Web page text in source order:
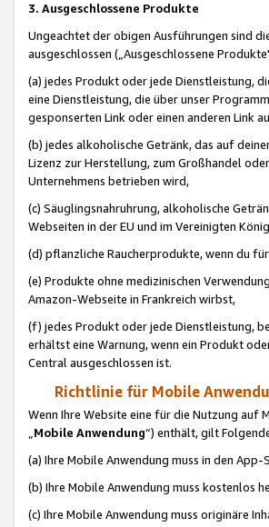
3. Ausgeschlossene Produkte
Ungeachtet der obigen Ausführungen sind
ausgeschlossen („Ausgeschlossene
(a) jedes Produkt oder jede Dienstleistung,
eine Dienstleistung, die über unser
gesponserten Link oder einen anderen Link
(b) jedes alkoholische Getränk, das auf
Lizenz zur Herstellung, zum Großhandel
Unternehmens betrieben wird,
(c) Säuglingsnahruhrung, alkoholische
Webseiten in der EU und im Vereinigten
(d) pflanzliche Raucherprodukte, wenn du
(e) Produkte ohne medizinischen
Amazon-Webseite in Frankreich wirbst,
(f) jedes Produkt oder jede Dienstleistung,
erhältst eine Warnung, wenn ein Produkt
Central ausgeschlossen ist.
Richtlinie für Mobile
Wenn Ihre Website eine für die Nutzung
„Mobile Anwendung“) enthält, gilt
(a) Ihre Mobile Anwendung muss in den
(b) Ihre Mobile Anwendung muss kostenlos
(c) Ihre Mobile Anwendung muss originäre